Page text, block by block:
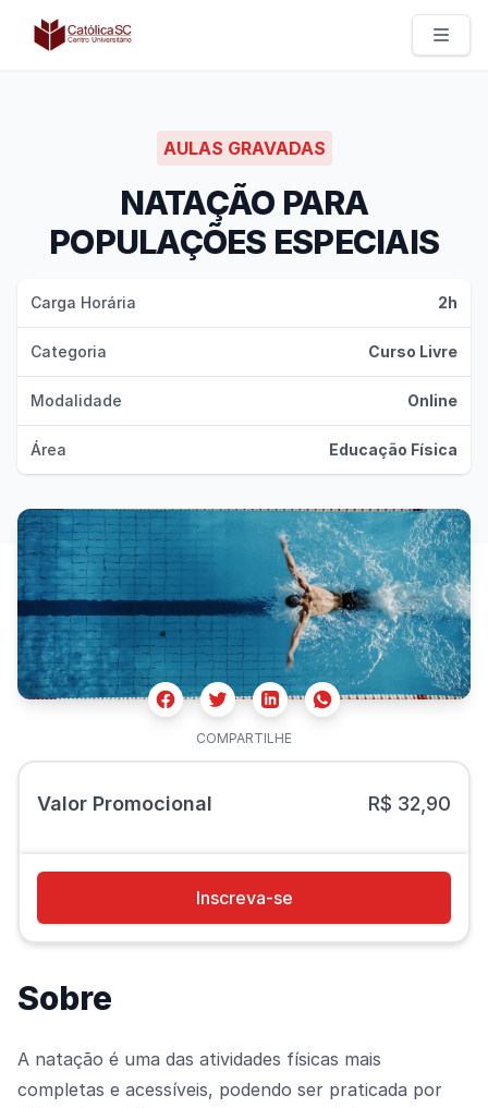
Católica SC | Experts
AULAS GRAVADAS
NATAÇÃO PARA
POPULAÇÕES ESPECIAIS
Carga Horária 2h
Categoria Curso Livre
Modalidade Online
Área Educação Física
FacebookTwitterLinkedinWhatsapp
COMPARTILHE
Valor Promocional R$ 32,90
Inscreva-se
Sobre
A natação é uma das atividades físicas mais
completas e acessíveis, podendo ser praticada por